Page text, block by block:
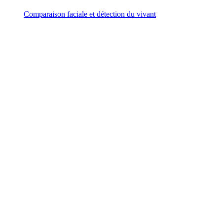
Comparaison faciale et détection du vivant